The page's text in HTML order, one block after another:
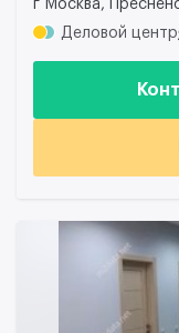
г Москва,
Деловой центр